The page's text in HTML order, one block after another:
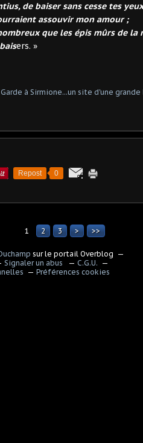
de baiser sans cesse tes
assouvir mon amour ;
que les épis mûrs de la
ers. »
Repost 0
1 2 3 > >>
sur le portail Overblog
Signaler un abus
C.G.U.
Préférences cookies